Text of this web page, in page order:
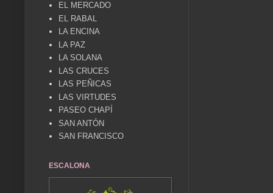
EL MERCADO
EL RABAL
LA ENCINA
LA PAZ
LA SOLANA
LAS CRUCES
LAS PEÑICAS
LAS VIRTUDES
PASEO CHAPÍ
SAN ANTÓN
SAN FRANCISCO
ESCALONA